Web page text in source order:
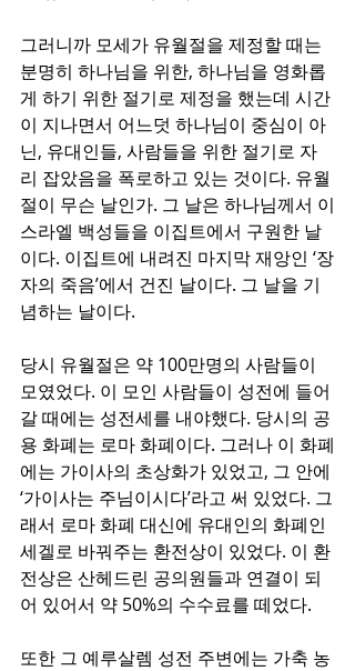
그러니까 모세가 유월절을 제정할 때는
분명히 하나님을 위한, 하나님을 영화롭
게 하기 위한 절기로 제정을 했는데 시간
이 지나면서 어느덧 하나님이 중심이 아
닌, 유대인들, 사람들을 위한 절기로 자
리 잡았음을 폭로하고 있는 것이다. 유월
절이 무슨 날인가. 그 날은 하나님께서 이
스라엘 백성들을 이집트에서 구원한 날
이다. 이집트에 내려진 마지막 재앙인 ‘장
자의 죽음’에서 건진 날이다. 그 날을 기
념하는 날이다.
당시 유월절은 약 100만명의 사람들이
모였었다. 이 모인 사람들이 성전에 들어
갈 때에는 성전세를 내야했다. 당시의 공
용 화폐는 로마 화폐이다. 그러나 이 화폐
에는 가이사의 초상화가 있었고, 그 안에
‘가이사는 주님이시다’라고 써 있었다. 그
래서 로마 화폐 대신에 유대인의 화폐인
세겔로 바꿔주는 환전상이 있었다. 이 환
전상은 산헤드린 공의원들과 연결이 되
어 있어서 약 50%의 수수료를 떼었다.
또한 그 예루살렘 성전 주변에는 가축 농